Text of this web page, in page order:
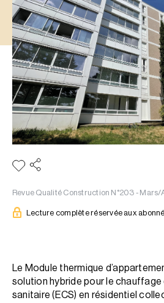
Revue Qualité Construction N°203 - Mars/
Lecture complète réservée aux
Le Module thermique
solution hybride pour le chauffage
sanitaire (ECS) en résidentiel